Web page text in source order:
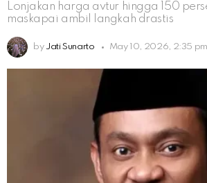
Lonjakan harga avtur hingga 150
maskapai ambil langkah drastis
by Jati Sunarto May 10, 2026, 2:35 pm